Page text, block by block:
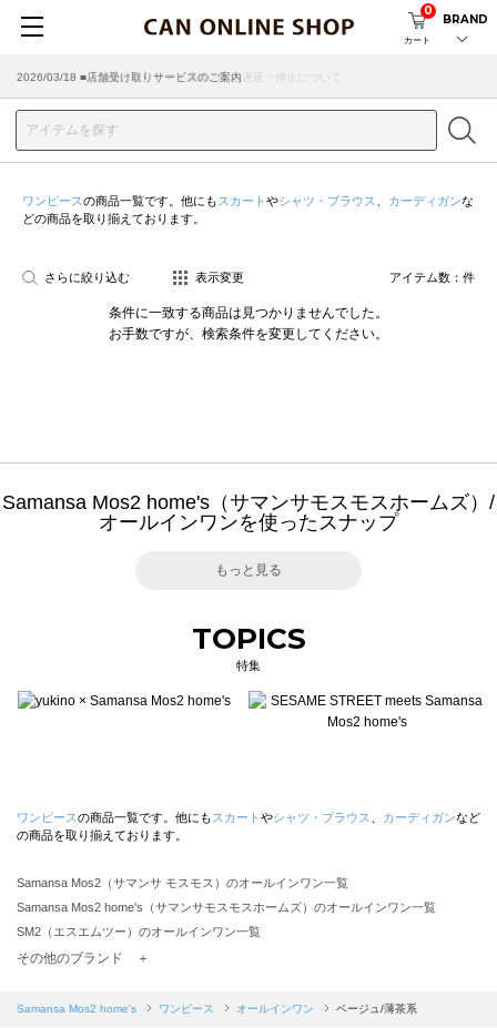
カート
0
BRAND
2026/07/29 ■【お知らせ】ヤマト運輸の配送遅延・停止について
2026/03/18 ■店舗受け取りサービスのご案内
ワンピースの商品一覧です。他にも スカート やシャツ・ブラウス カーディガンな
どの商品を取り揃えております。
さらに絞り込む 表示変更 アイテム数： 件
条件に一致する商品は見つかりませんでした。
お手数ですが、検索条件を変更してください。
Samansa Mos2 home's（サマンサモスモスホームズ）/
オールインワンを使ったスナップ
もっと見る
TOPICS
特集
ワンピースの商品一覧です。他にも スカート やシャツ・ブラウス カーディガンなど
の商品を取り揃えております。
Samansa Mos2（サマンサ モスモス）のオールインワン一覧
Samansa Mos2 home's（サマンサモスモスホームズ）のオールインワン一覧
SM2（エスエムツー）のオールインワン一覧
Samansa Mos2 blue（サマンサモスモス ブルー）のオールインワン一覧
その他のブランド ＋
Samansa Mos2 home's ワンピース オールインワン ベージュ/薄茶系